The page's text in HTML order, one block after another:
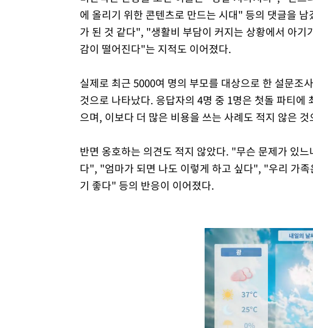
에 올리기 위한 콘텐츠로 만드는 시대" 등의 댓글을
가 된 것 같다", "생활비 부담이 커지는 상황에서 아기
감이 떨어진다"는 지적도 이어졌다.
실제로 최근 5000여 명의 부모를 대상으로 한 설문조
것으로 나타났다. 응답자의 4명 중 1명은 첫돌 파티
으며, 이보다 더 많은 비용을 쓰는 사례도 적지 않은
반면 옹호하는 의견도 적지 않았다. "무슨 문제가 있
다", "엄마가 되면 나도 이렇게 하고 싶다", "우리 가
기 좋다" 등의 반응이 이어졌다.